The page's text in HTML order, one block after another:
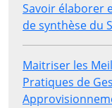
Savoir élaborer
de synthèse du
Maitriser les
Pratiques de